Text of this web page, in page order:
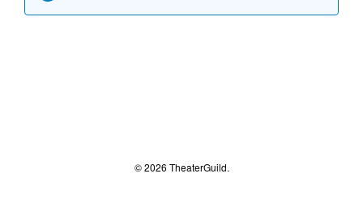
© 2026 TheaterGuild.